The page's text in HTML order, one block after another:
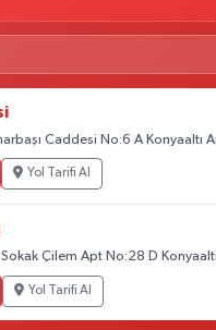
Caddesi No:6 A Konyaaltı
Yol Tarifi Al
Çilem Apt No:28 D
Yol Tarifi Al